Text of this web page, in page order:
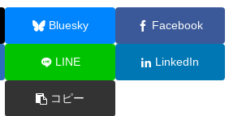
Bluesky Facebook
LINE LinkedIn
コピー